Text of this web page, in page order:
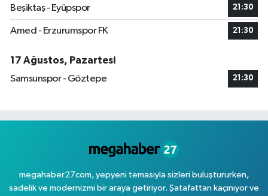
Beşiktaş - Eyüpspor 21:30
Amed - Erzurumspor FK 21:30
17 Ağustos, Pazartesi
Samsunspor - Göztepe
21:30
megahaber27com, yepyeni temasıyla sizleri buluştururken,
sadelik ve modernizmi bir araya getiriyor. Şatafattan kaçınıyor ve